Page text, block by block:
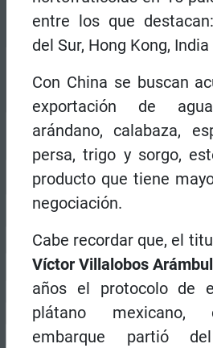
entre los que
del Sur, Hong Kong,
Con China se buscan
exportación de
arándano, calabaza,
persa, trigo y sorgo,
producto que tiene
negociación.
Cabe recordar que, el
Víctor Villalobos
años el protocolo de
plátano mexicano,
embarque partió